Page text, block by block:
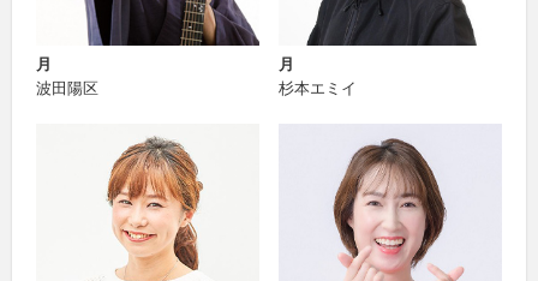
月
波田陽区
月
杉本エミイ